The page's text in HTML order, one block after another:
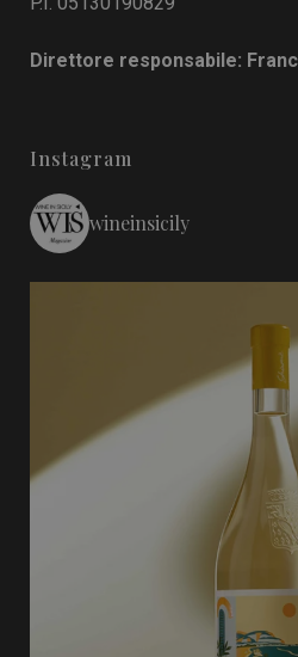
Direttore responsabile:
Instagram
wineinsicily